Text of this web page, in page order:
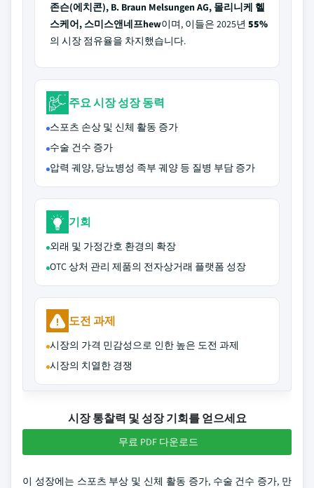
존슨(에치콘), B. Braun Melsungen AG, 몰리니케 헬
스케어, 스미스앤네프hew이며, 이들은 2025년 55%
의 시장 점유율을 차지했습니다.
주요 시장 성장 동력
스포츠 손상 및 신체 활동 증가
수술 건수 증가
압력 궤양, 당뇨병성 족부 궤양 등 질병 부담 증가
기회
외래 및 가정간호 환경의 확장
OTC 상처 관리 제품의 전자상거래 플랫폼 성장
도전 과제
시장의 가격 민감성으로 인한 높은 도전 과제
시장의 치열한 경쟁
시장 통찰력 및 성장 기회를 얻으세요
무료 PDF 다운로드
이 성장에는 스포츠 부상 및 신체 활동 증가, 수술 건수 증가, 만